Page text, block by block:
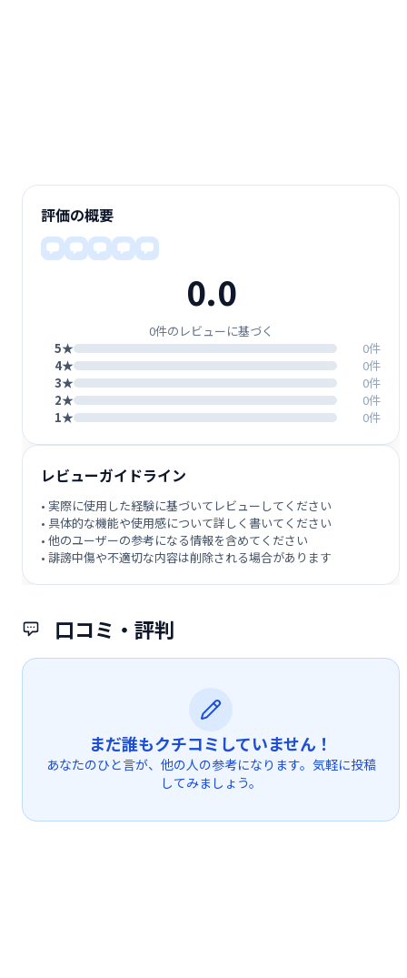
口コミ・評判
まだ誰もクチコミしていません！
あなたのひと言が、他の人の参考になります。気軽に投稿
してみましょう。
評価の概要
0.0
0件のレビューに基づく
5★
0件
4★
0件
3★
0件
2★
0件
1★
0件
レビューガイドライン
• 実際に使用した経験に基づいてレビューしてください
• 具体的な機能や使用感について詳しく書いてください
• 他のユーザーの参考になる情報を含めてください
• 誹謗中傷や不適切な内容は削除される場合があります